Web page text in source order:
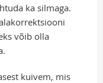
ka silmaga.
võib olla
kuivem, mis